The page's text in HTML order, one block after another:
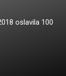
oslavila 100